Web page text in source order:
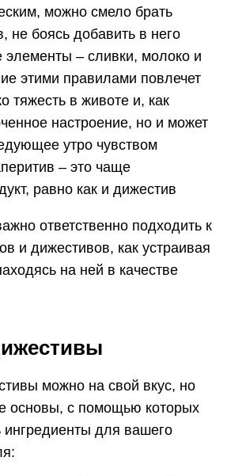
можно смело брать
не боясь добавить в него
– сливки, молоко и
этими правилами повлечет
тяжесть в животе и, как
настроение, но и может
утро чувством
– это чаще
равно как и дижестив
ответственно подходить к
и дижестивов, как устраивая
на ней в качестве
можно на свой вкус, но
основы, с помощью которых
для вашего